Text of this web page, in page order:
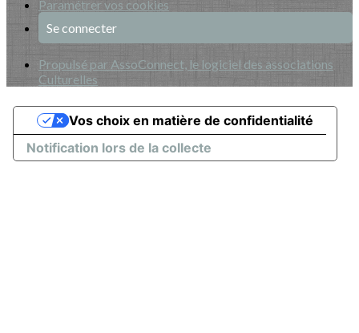
Paramétrer vos cookies
Se connecter
Propulsé par AssoConnect, le logiciel des associations
Culturelles
Notification lors de la collecte
Vos choix en matière de confidentialité